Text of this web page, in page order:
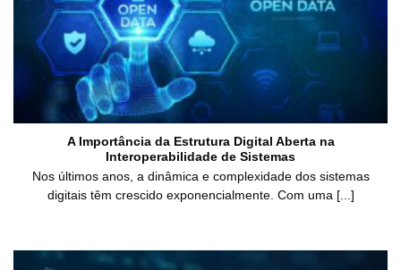
A Importância da Estrutura Digital Aberta na
Interoperabilidade de Sistemas
Nos últimos anos, a dinâmica e complexidade dos sistemas
digitais têm crescido exponencialmente. Com uma [...]